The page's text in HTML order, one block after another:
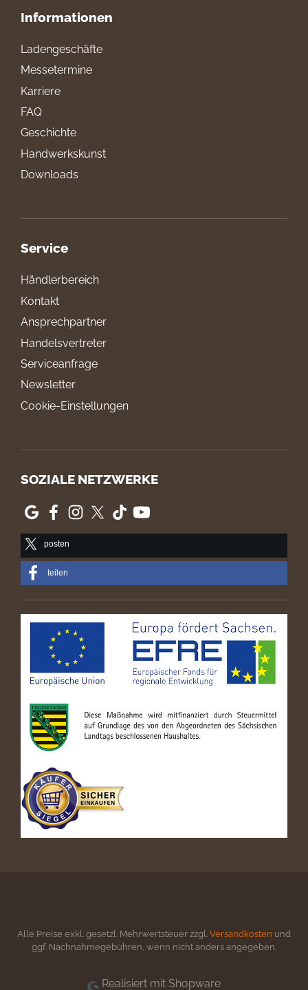
Informationen
Ladengeschäfte
Messetermine
Karriere
FAQ
Geschichte
Handwerkskunst
Downloads
Service
Händlerbereich
Kontakt
Ansprechpartner
Handelsvertreter
Serviceanfrage
Newsletter
Cookie-Einstellungen
SOZIALE NETZWERKE
posten
teilen
Alle Preise exkl. gesetzl. Mehrwertsteuer zzgl. Versandkosten und
ggf. Nachnahmegebühren, wenn nicht anders angegeben.
Realisiert mit Shopware